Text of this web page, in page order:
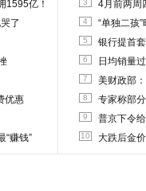
1595亿！
了
优惠
“赚钱”
3 4月前两周
4 “单独二孩
5 银行提首
6 日均销量
7 美财政部
8 专家称部
9 普京下令
10 大跌后金